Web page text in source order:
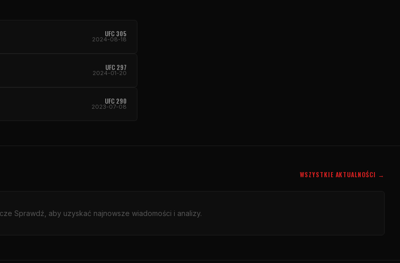
UFC 305
2024-08-18
UFC 297
2024-01-20
UFC 290
2023-07-08
WSZYSTKIE AKTUALNOŚCI →
Sprawdź, aby uzyskać najnowsze wiadomości i analizy.